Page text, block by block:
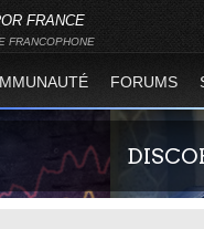
FRANCE
FRANCOPHONE
FORUMS